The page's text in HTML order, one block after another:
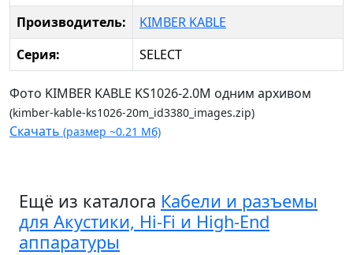
Производитель:
KIMBER KABLE
Серия:
SELECT
Фото KIMBER KABLE KS1026-2.0M одним архивом
(kimber-kable-ks1026-20m_id3380_images.zip)
Скачать (размер ~0.21 Мб)
Ещё из каталога Кабели и разъемы
для Акустики, Hi-Fi и High-End
аппаратуры